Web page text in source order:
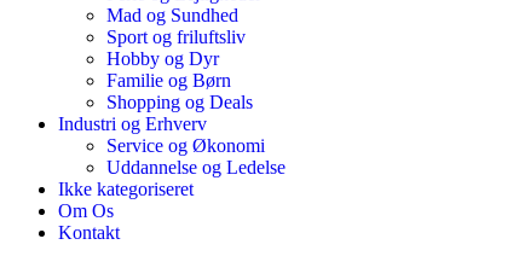
Mad og Sundhed
Sport og friluftsliv
Hobby og Dyr
Familie og Børn
Shopping og Deals
Industri og Erhverv
Service og Økonomi
Uddannelse og Ledelse
Ikke kategoriseret
Om Os
Kontakt